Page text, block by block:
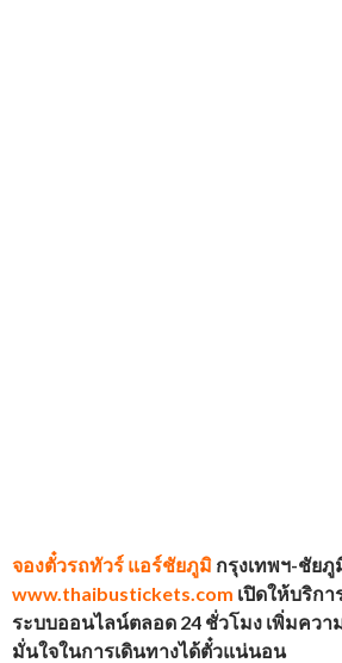
จองตั๋วรถทัวร์ แอร์ชัยภูมิ กรุงเทพฯ-ชัยภู
www.thaibustickets.com เปิดให้บริก
ระบบออนไลน์ตลอด 24 ชั่วโมง เพิ่มควา
มั่นใจในการเดินทางได้ตั๋วแน่นอน